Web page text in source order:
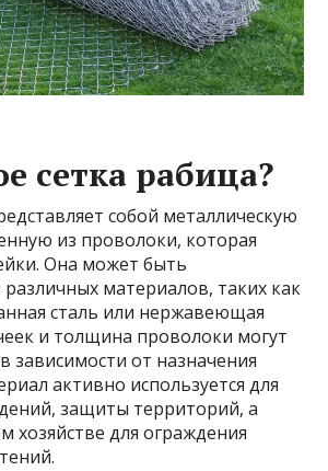
сетка рабица?
собой металлическую
из проволоки, которая
Она может быть
материалов, таких как
сталь или нержавеющая
и толщина проволоки могут
зависимости от назначения
активно используется для
защиты территорий, а
хозяйстве для ограждения